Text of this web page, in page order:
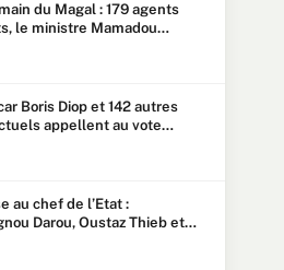
du Magal : 179 agents
le ministre Mamadou
Dianté exige des explications
Boris Diop et 142 autres
appellent au vote
la révision
au chef de l’Etat :
Darou, Oustaz Thieb et
Touba lourdement